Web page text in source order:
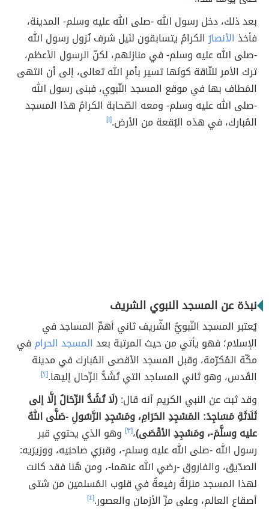
بعد ذلك، دخل رسول الله -صلى الله عليه وسلم- المدينة،
فأخذ الأنصارُالكرامُ يتسابقون لنَيل شرف نُزول رسول الله
-صلى الله عليه وسلم- في منازلهم، لكنّ الرسول الأعظم،
ترك الأمر للنّاقة كونَها تسير بأمرِ الله تعالى، إلى أن انتهى
المَطاف بها في موقع المسجد النّبوي، فبنى رسول الله
-صلى الله عليه وسلم- ومعه الصّحابة الكرامُ هذا المسجد
المُبارك، في هذه البُقعة من الأرض.[١]
نبذة عن المسجد النبوي الشريف
يُعتبر المسجد النّبويُّ الشّريف ثاني أهمِّ المساجد في
الإسلام؛ فهو يأتي من حيث المرتبة بعد المسجد الحرام في
مكّة المُكرّمة، وقبل المسجد الأقصى المُبارك في مدينة
القُدس، وهو ثاني المساجد التي تُشَدُّ الرِّحال إليها.[٢]
وقد ثبت عن النبي الكريم أنه قال:(لَا تُشَدُّ الرِّحَالُ إلَّا إلى
ثَلَاثَةِ مَسَاجِدَ: المَسْجِدِ الحَرَامِ، ومَسْجِدِ الرَّسُولِ -صَلَّى اللهُ
عليه وسلَّمَ-، ومَسْجِدِ الأقْصَى)،[٣]
وهو الذي يحتوي قبر
رسول الله -صلى الله عليه وسلم-، وقبرَي صاحبَيه، ووزيرَيه:
الصدّيق، والفاروق -رضي الله عنهما-، ومن هُنا فقد كانت
لهذا المسجد منزلةٌ رفيعةٌ في قلوب المُسلمين من شتى
أصقاع العالم، وعلى مرِّ الأزمان والعصور.[٤]